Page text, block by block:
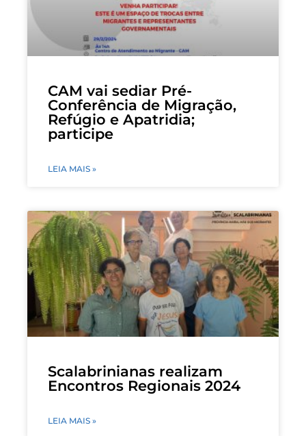
CAM vai sediar Pré-
Conferência de Migração,
Refúgio e Apatridia;
participe
LEIA MAIS »
Scalabrinianas realizam
Encontros Regionais 2024
LEIA MAIS »